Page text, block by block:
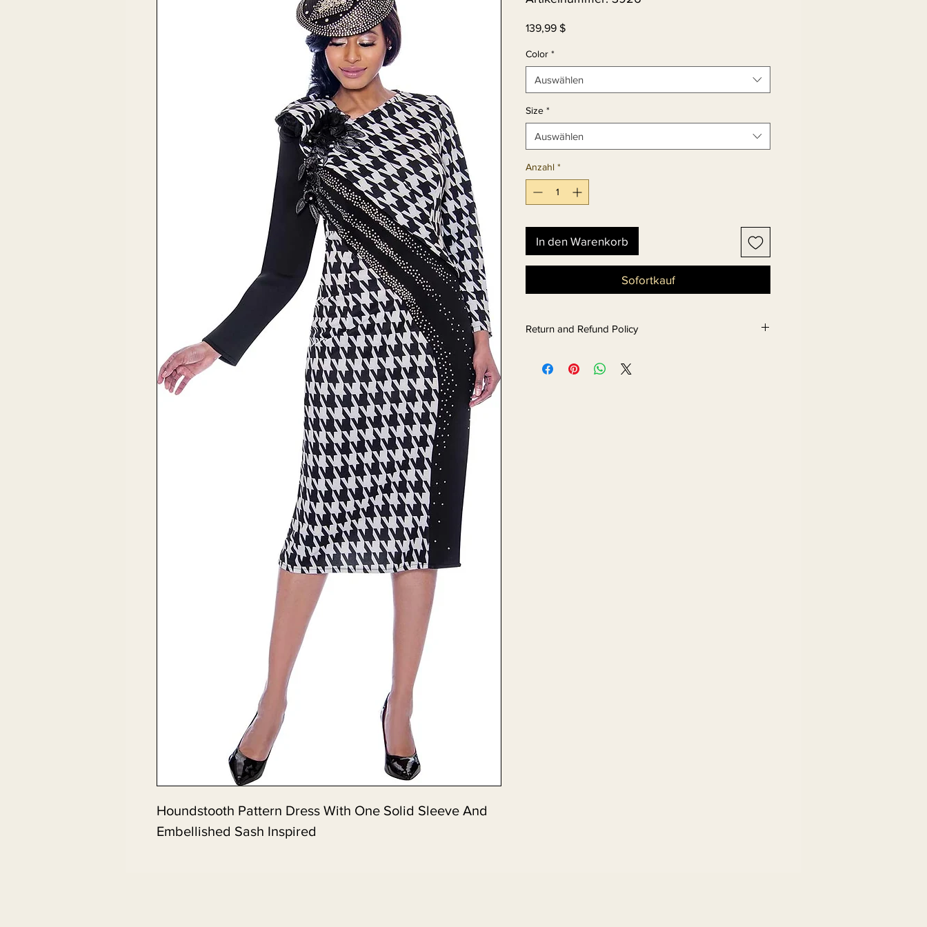
Houndstooth Pattern Dress With One Solid Sleeve And
Embellished Sash Inspired
139,99 $Preis
Color *
Auswählen
Size *
Auswählen
Anzahl *
In den Warenkorb
Sofortkauf
Return and Refund Policy